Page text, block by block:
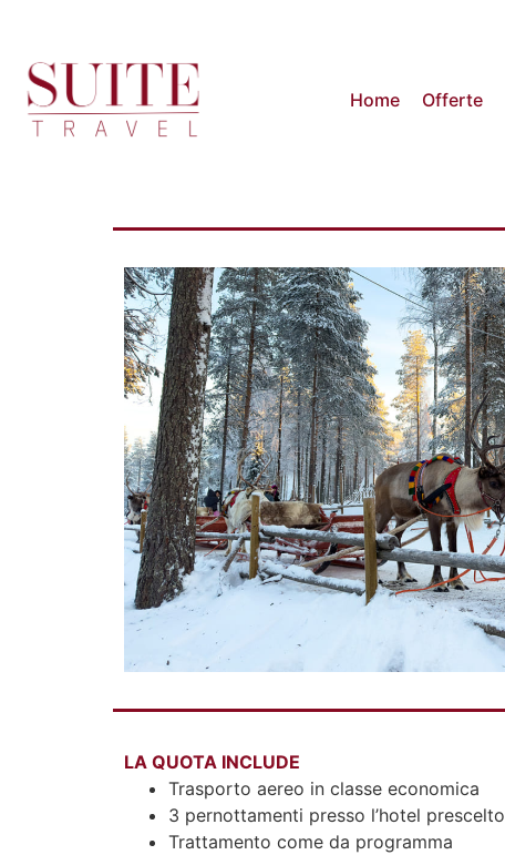
Home Offerte
LA QUOTA INCLUDE
Trasporto aereo in classe economica
3 pernottamenti presso l’hotel prescelto
Trattamento come da programma